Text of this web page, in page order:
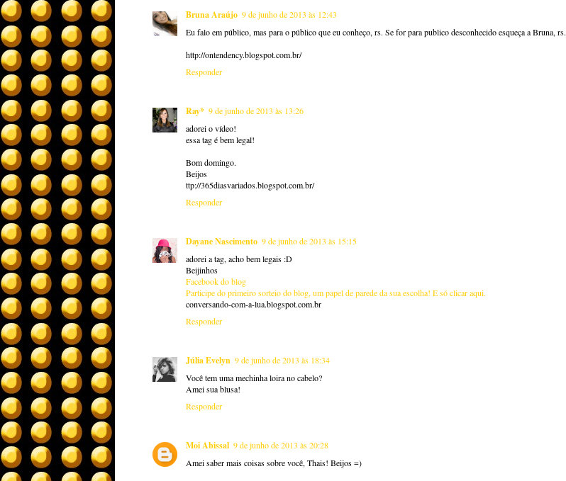
Bruna Araújo 9 de junho de 2013 às 12:43
Eu falo em público, mas para o público que eu conheço, rs. Se for para publico desconhecido esqueça a Bruna, rs.
http://ontendency.blogspot.com.br/
Responder
Ray* 9 de junho de 2013 às 13:26
adorei o vídeo!
essa tag é bem legal!
Bom domingo.
Beijos
ttp://365diasvariados.blogspot.com.br/
Responder
Dayane Nascimento 9 de junho de 2013 às 15:15
adorei a tag, acho bem legais :D
Beijinhos
Facebook do blog
Participe do primeiro sorteio do blog, um papel de parede da sua escolha! E só clicar aqui.
conversando-com-a-lua.blogspot.com.br
Responder
Júlia Evelyn 9 de junho de 2013 às 18:34
Você tem uma mechinha loira no cabelo?
Amei sua blusa!
Responder
Moi Abissal 9 de junho de 2013 às 20:28
Amei saber mais coisas sobre você, Thais! Beijos =)